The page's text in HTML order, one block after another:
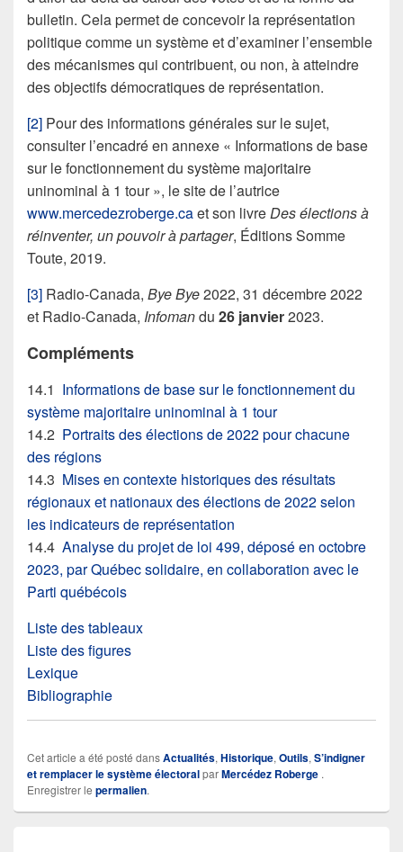
bulletin. Cela permet de concevoir la représentation
politique comme un système et d’examiner l’ensemble
des mécanismes qui contribuent, ou non, à atteindre
des objectifs démocratiques de représentation.
[2] Pour des informations générales sur le sujet,
consulter l’encadré en annexe « Informations de base
sur le fonctionnement du système majoritaire
uninominal à 1 tour », le site de l’autrice
www.mercedezroberge.caet son livreDes élections à
réinventer, un pouvoir à partager, Éditions Somme
Toute, 2019.
[3] Radio-Canada, Bye Bye2022, 31 décembre 2022
et Radio-Canada, Infomandu 26 janvier2023.
Compléments
14.1 Informations de base sur le fonctionnement du
système majoritaire uninominal à 1 tour
14.2 Portraits des élections de 2022 pour chacune
des régions
14.3 Mises en contexte historiques des résultats
régionaux et nationaux des élections de 2022 selon
les indicateurs de représentation
14.4 Analyse du projet de loi 499, déposé en octobre
2023, par Québec solidaire, en collaboration avec le
Parti québécois
Liste des tableaux
Liste des figures
Lexique
Bibliographie
Cet article a été posté dansActualités, Historique, Outils, S’indigner
et remplacer le système électoralparMercédez Roberge .
Enregistrer le permalien.